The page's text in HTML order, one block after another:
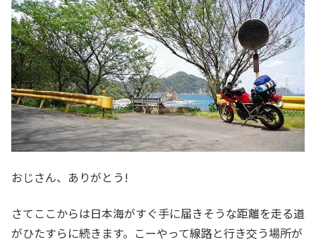
おじさん、ありがとう!
さてここからは日本海がすぐ手に届きそうな距離を走る道
がひたすらに続きます。こーやって線路と行き交う場所が